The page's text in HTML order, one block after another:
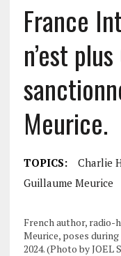
France
n’est
Meurice.
TOPICS: Charlie
Guillaume Meurice
French author, radio-
Meurice, poses
2024. (Photo by JOEL